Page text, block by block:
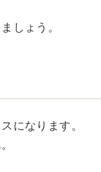
しょう。
になります。